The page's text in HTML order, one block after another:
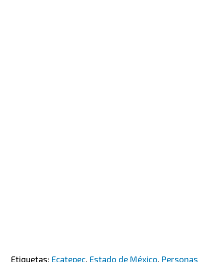
Etiquetas: Ecatepec, Estado de México, Personas